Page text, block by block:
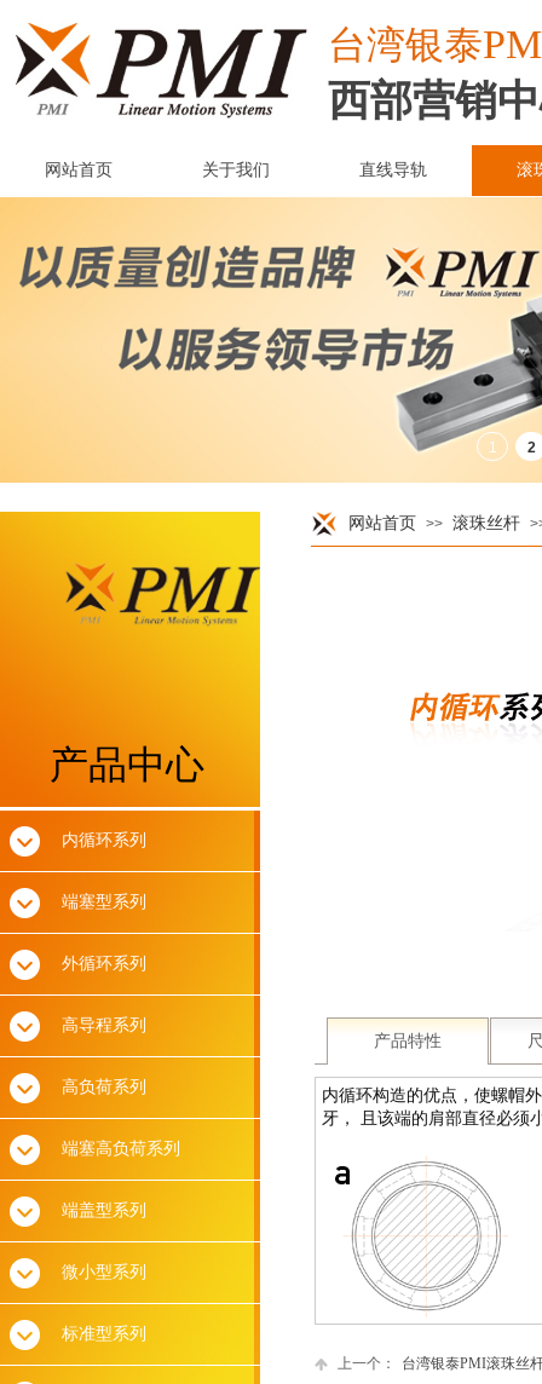
网站首页 >> 滚珠丝杆
产品特性
内循环构造的优点，使螺帽
牙， 且该端的肩部直径必须
上一个：
台湾银泰PMI滚珠丝
产品中心
内循环系列
端塞型系列
外循环系列
高导程系列
高负荷系列
端塞高负荷系列
端盖型系列
微小型系列
标准型系列
台湾银泰
西部营销
网站首页 关于我们 直线导轨 滚